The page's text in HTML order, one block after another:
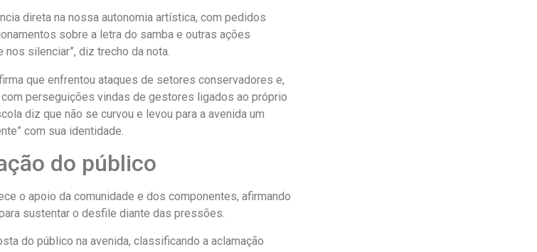
direta na nossa autonomia artística, com pedidos
sobre a letra do samba e outras ações
silenciar”, diz trecho da nota.
que enfrentou ataques de setores conservadores e,
perseguições vindas de gestores ligados ao próprio
diz que não se curvou e levou para a avenida um
com sua identidade.
do público
o apoio da comunidade e dos componentes, afirmando
sustentar o desfile diante das pressões.
do público na avenida, classificando a aclamação